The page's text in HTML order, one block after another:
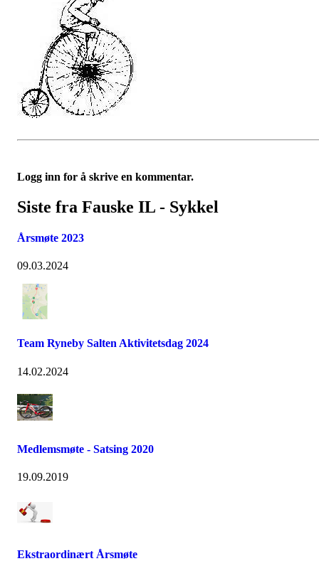
Logg inn for å skrive en kommentar.
Siste fra Fauske IL - Sykkel
Årsmøte 2023
09.03.2024
Team Ryneby Salten Aktivitetsdag 2024
14.02.2024
Medlemsmøte - Satsing 2020
19.09.2019
Ekstraordinært Årsmøte